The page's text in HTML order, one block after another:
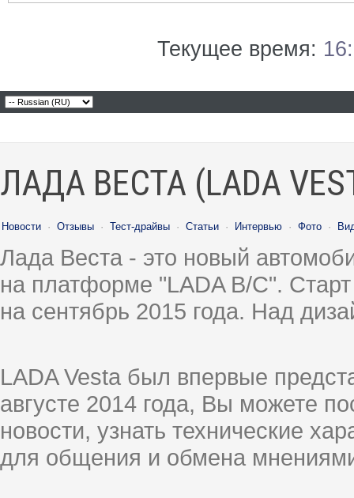
Текущее время:
ЛАДА ВЕСТА (LADA
Новости · Отзывы · Тест-драйвы · Статьи · Интервью · Фото ·
Лада Веста - это новый
на платформе "LADA B/C".
на сентябрь 2015 года. Над
LADA Vesta был впервые
августе 2014 года, Вы можете
новости, узнать технические
для общения и обмена